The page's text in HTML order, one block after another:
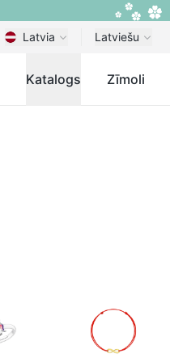
Latvia Latviešu
Katalogs Zīmoli